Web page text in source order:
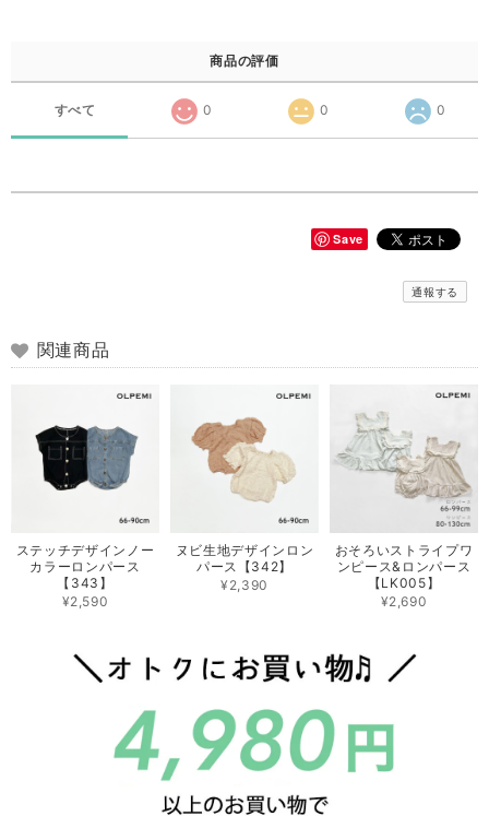
商品の評価
すべて 0 0 0
Save
通報する
関連商品
ステッチデザインノー
カラーロンパース
【343】
¥2,590
ヌビ生地デザインロン
パース【342】
¥2,390
おそろいストライプワ
ンピース&ロンパース
【LK005】
¥2,690